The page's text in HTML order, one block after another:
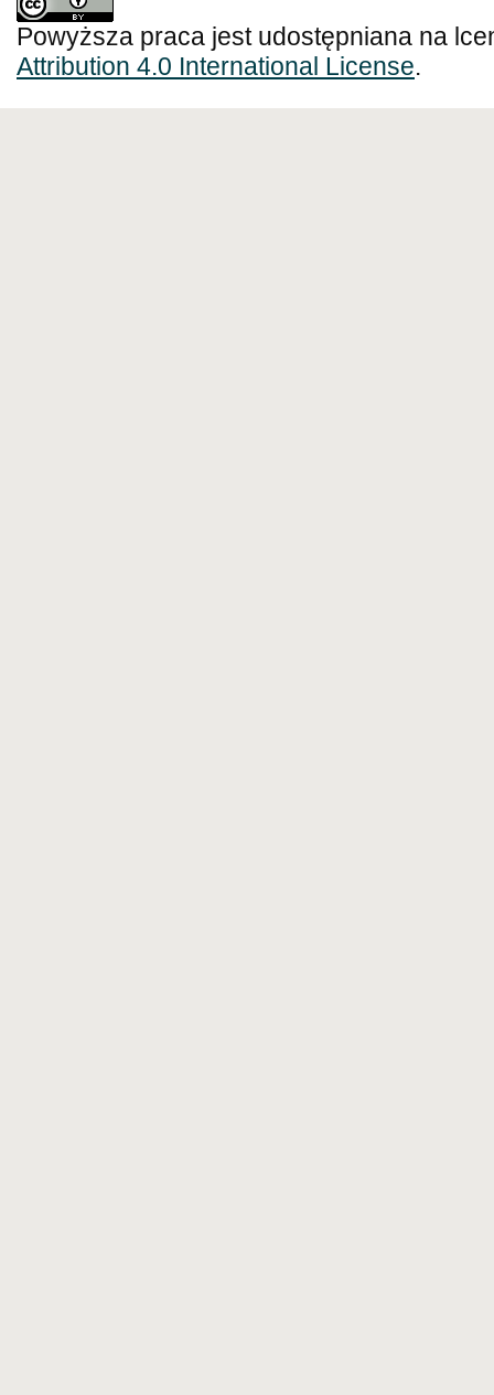
Powyższa praca jest udostępniana na
Attribution 4.0 International License.